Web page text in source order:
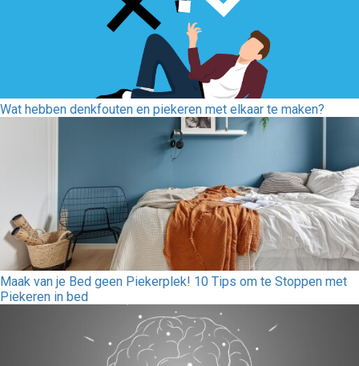
Wat hebben denkfouten en piekeren met elkaar te maken?
Maak van je Bed geen Piekerplek! 10 Tips om te Stoppen met
Piekeren in bed